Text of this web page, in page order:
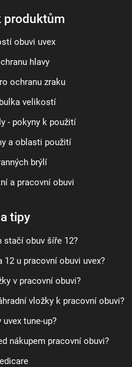
produktům
obuvi uvex
hlavy
ochranu zraku
velikostí
- pokyny k použití
a oblasti použití
brýlí
a pracovní obuvi
tipy
stačí obuv šíře 12?
u pracovní obuvi uvex?
v pracovní obuvi?
vložky k pracovní obuvi?
tune-up?
nákupem pracovní obuvi?